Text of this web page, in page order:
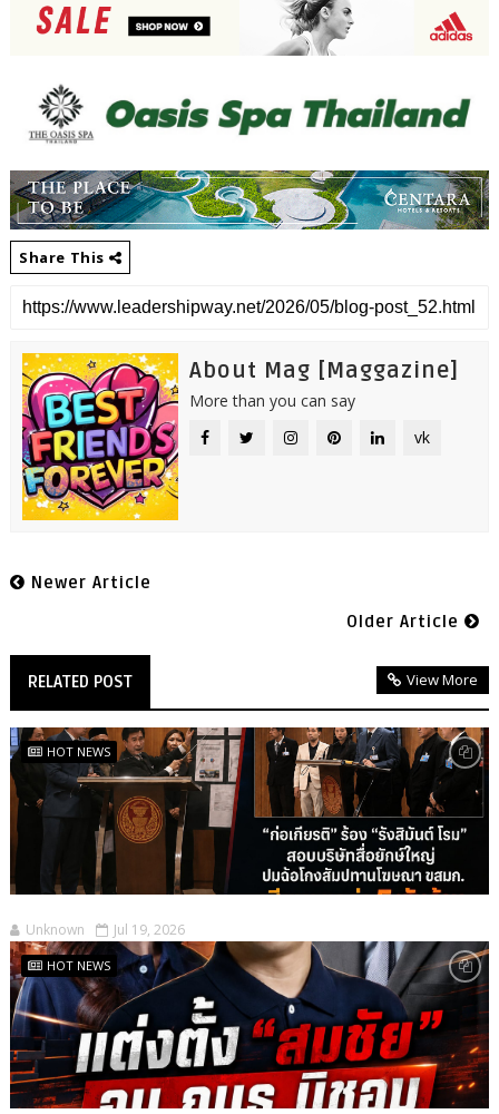
Share This
About Mag [Maggazine]
More than you can say
vk
Newer Article
Older Article
RELATED POST View More
HOT NEWS
Unknown Jul 19, 2026
HOT NEWS